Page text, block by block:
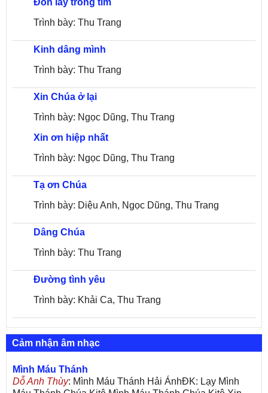
Đón lấy trong tim
Trình bày: Thu Trang
Kinh dâng mình
Trình bày: Thu Trang
Xin Chúa ở lại
Trình bày: Ngọc Dũng, Thu Trang
Xin ơn hiệp nhất
Trình bày: Ngọc Dũng, Thu Trang
Tạ ơn Chúa
Trình bày: Diệu Anh, Ngọc Dũng, Thu Trang
Dâng Chúa
Trình bày: Thu Trang
Đường tình yêu
Trình bày: Khải Ca, Thu Trang
Cảm nhận âm nhạc
Mình Máu Thánh
Dỗ Anh Thùy: Mình Máu Thánh Hải ÁnhĐK: Lạy Mình